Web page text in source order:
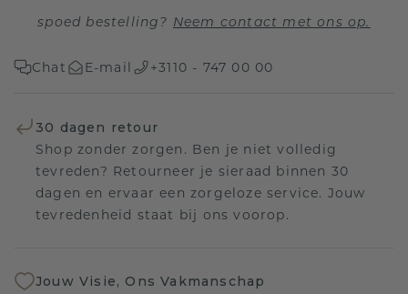
spoed bestelling? Neem contact met ons op.
Chat E-mail +3110 - 747 00 00
30 dagen retour
Shop zonder zorgen. Ben je niet volledig
tevreden? Retourneer je sieraad binnen 30
dagen en ervaar een zorgeloze service. Jouw
tevredenheid staat bij ons voorop.
Jouw Visie, Ons Vakmanschap